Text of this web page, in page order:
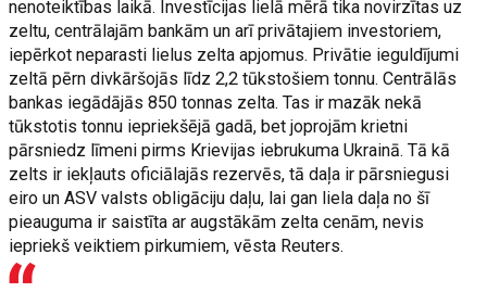
nenoteiktības laikā. Investīcijas lielā mērā tika novirzītas uz
zeltu, centrālajām bankām un arī privātajiem investoriem,
iepērkot neparasti lielus zelta apjomus. Privātie ieguldījumi
zeltā pērn divkāršojās līdz 2,2 tūkstošiem tonnu. Centrālās
bankas iegādājās 850 tonnas zelta. Tas ir mazāk nekā
tūkstotis tonnu iepriekšējā gadā, bet joprojām krietni
pārsniedz līmeni pirms Krievijas iebrukuma Ukrainā. Tā kā
zelts ir iekļauts oficiālajās rezervēs, tā daļa ir pārsniegusi
eiro un ASV valsts obligāciju daļu, lai gan liela daļa no šī
pieauguma ir saistīta ar augstākām zelta cenām, nevis
iepriekš veiktiem pirkumiem, vēsta Reuters.